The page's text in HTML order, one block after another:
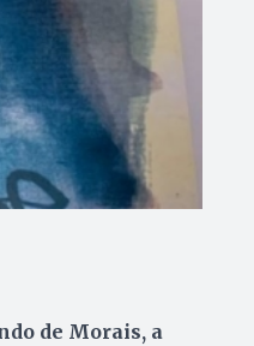
de Morais, a